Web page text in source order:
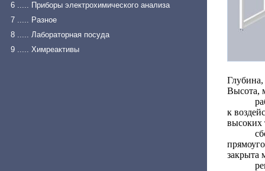
6 ..... Приборы электрохимического анализа
7 ..... Разное
8 ..... Лабораторная посуда
9 ..... Химреактивы
Высота,
к
высоких
закрыта